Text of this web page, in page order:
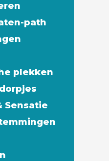
path
plekken
Sensatie